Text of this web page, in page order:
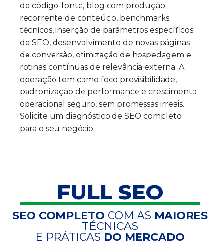
de código-fonte, blog com produção
recorrente de conteúdo, benchmarks
técnicos, inserção de parâmetros específicos
de SEO, desenvolvimento de novas páginas
de conversão, otimização de hospedagem e
rotinas contínuas de relevância externa. A
operação tem como foco previsibilidade,
padronização de performance e crescimento
operacional seguro, sem promessas irreais.
Solicite um diagnóstico de SEO completo
para o seu negócio.
FULL SEO
SEO COMPLETO COM AS MAIORES
TÉCNICAS
E PRÁTICAS DO MERCADO